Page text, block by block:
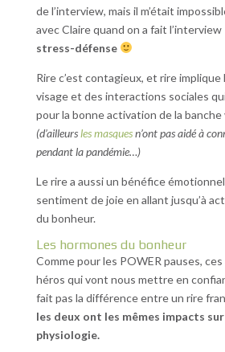
de l’interview, mais il m’était
avec Claire quand on a fait l’interview
stress-défense
Rire c’est contagieux, et rire implique
visage et des interactions sociales
pour la bonne activation de la banche
(d’ailleursles masquesn’ont pas aidé à
pendant la pandémie…)
Le rire a aussi un bénéfice
sentiment de joie en allant jusqu’à
du bonheur.
Les hormones du bonheur
Comme pour les POWER pauses,
héros qui vont nous mettre en
fait pas la différence entre un rire
les deux ont les mêmes impacts
physiologie.